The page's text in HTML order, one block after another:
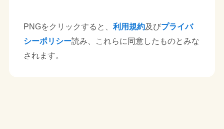
PNGをクリックすると、 利用規約及びプライバ
シーポリシー読み、これらに同意したものとみな
されます。